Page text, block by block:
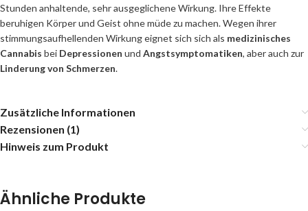
Stunden anhaltende, sehr ausgeglichene Wirkung. Ihre Effekte
beruhigen Körper und Geist ohne müde zu machen. Wegen ihrer
stimmungsaufhellenden Wirkung eignet sich sich als medizinisches
Cannabis bei Depressionen und Angstsymptomatiken, aber auch zur
Linderung von Schmerzen.
Zusätzliche Informationen
Rezensionen (1)
Hinweis zum Produkt
Ähnliche Produkte